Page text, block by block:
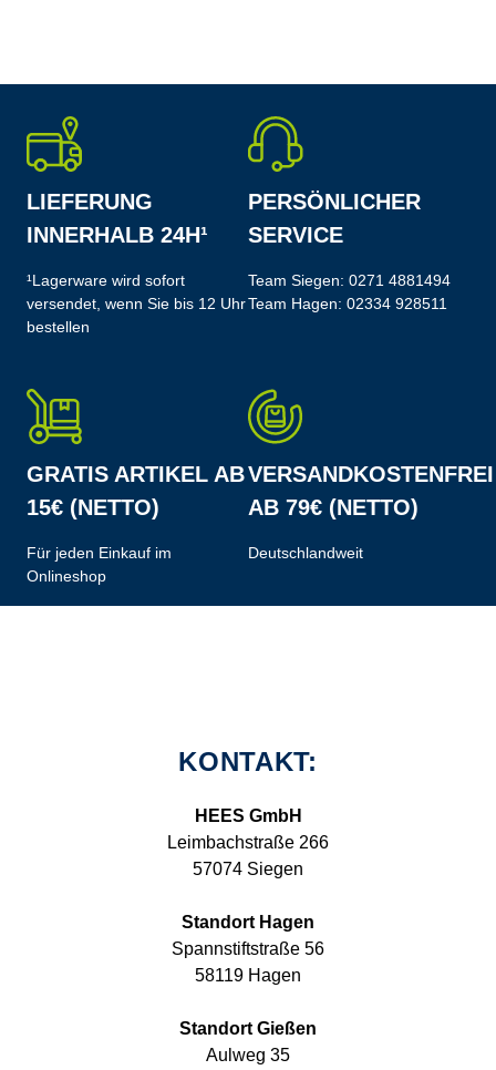
LIEFERUNG
INNERHALB 24H¹
¹Lagerware wird sofort
versendet, wenn Sie bis 12 Uhr
bestellen
PERSÖNLICHER
SERVICE
Team Siegen: 0271 4881494
Team Hagen: 02334 928511
GRATIS ARTIKEL AB
15€ (NETTO)
Für jeden Einkauf im
Onlineshop
VERSANDKOSTENFREI
AB 79€ (NETTO)
Deutschlandweit
KONTAKT:
HEES GmbH
Leimbachstraße 266
57074 Siegen
Standort Hagen
Spannstiftstraße 56
58119 Hagen
Standort Gießen
Aulweg 35